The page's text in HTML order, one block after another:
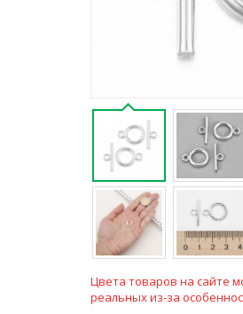
Цвета товаров на сайте
реальных из-за